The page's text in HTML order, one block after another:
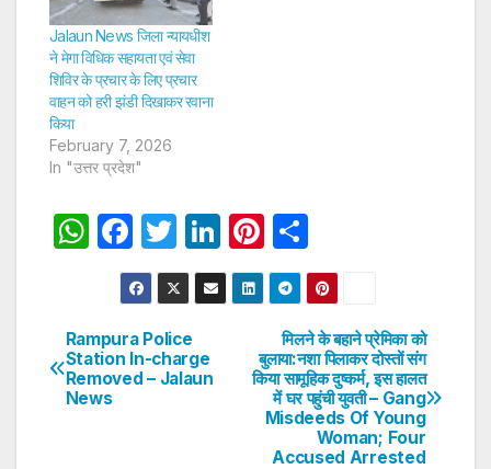
Jalaun News जिला न्यायधीश
ने मेगा विधिक सहायता एवं सेवा
शिविर के प्रचार के लिए प्रचार
वाहन को हरी झंडी दिखाकर रवाना
किया
February 7, 2026
In "उत्तर प्रदेश"
W
s
A
p
F
a
c
e
b
T
w
itt
er
Li
n
k
dI
Pi
nt
er
e
st
h
ar
e
Post
navigation
मिलने के बहाने प्रेमिका को
बुलाया:नशा पिलाकर दोस्तों संग
किया सामूहिक दुष्कर्म, इस हालत
में घर पहुंची युवती – Gang
Misdeeds Of Young
Woman; Four
Accused Arrested
Rampura Police
Station In-charge
Removed – Jalaun
News